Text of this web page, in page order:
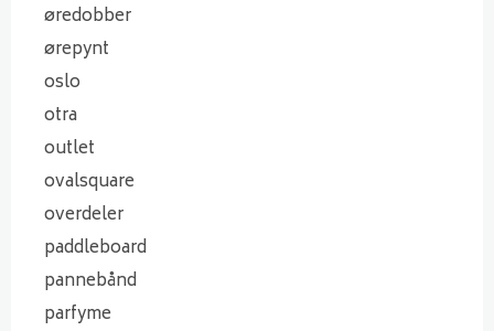
øredobber
ørepynt
oslo
otra
outlet
ovalsquare
overdeler
paddleboard
pannebånd
parfyme